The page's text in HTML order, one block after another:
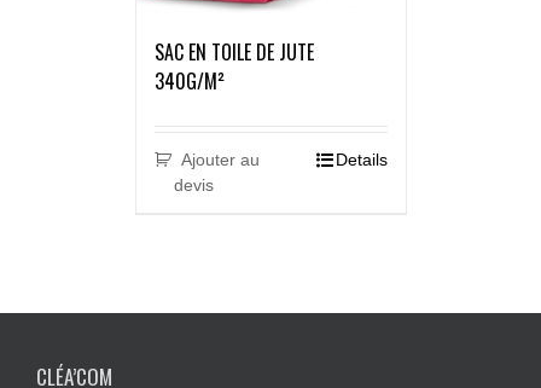
SAC EN TOILE DE JUTE
340G/M²
Ajouter au
devis
Details
CLÉA’COM